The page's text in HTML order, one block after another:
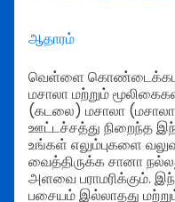
ஆதாரம்
வெள்ளை
மசாலா மற்றும்
(கடலை) மசாலா (மசாலா
ஊட்டச்சத்து நிறைந்த
உங்கள் எலும்புகளை
வைத்திருக்க சானா
அளவை பராமரிக்கும்.
பசையம் இல்லாதது